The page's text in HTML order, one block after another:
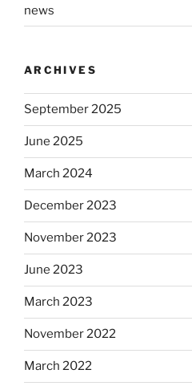
news
ARCHIVES
September 2025
June 2025
March 2024
December 2023
November 2023
June 2023
March 2023
November 2022
March 2022